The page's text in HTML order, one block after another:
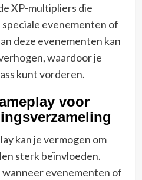
XP-multipliers die
evenementen of
deze evenementen kan
waardoor je
kunt vorderen.
voor
kan je vermogen om
sterk beïnvloeden.
evenementen of